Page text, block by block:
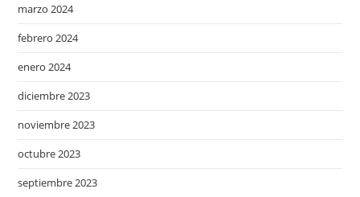
marzo 2024
febrero 2024
enero 2024
diciembre 2023
noviembre 2023
octubre 2023
septiembre 2023